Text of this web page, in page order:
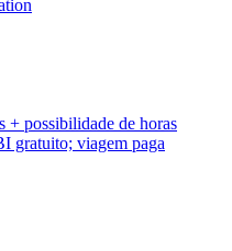
+ possibilidade de horas
gratuito; viagem paga